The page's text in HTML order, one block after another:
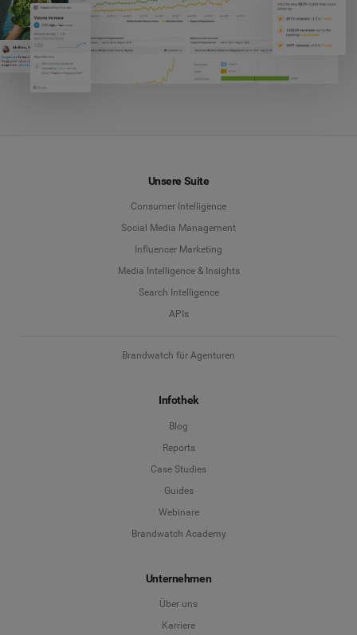
Unsere Suite
Consumer Intelligence
Social Media Management
Influencer Marketing
Media Intelligence & Insights
Search Intelligence
APIs
Brandwatch für Agenturen
Infothek
Blog
Reports
Case Studies
Guides
Webinare
Brandwatch Academy
Unternehmen
Über uns
Karriere